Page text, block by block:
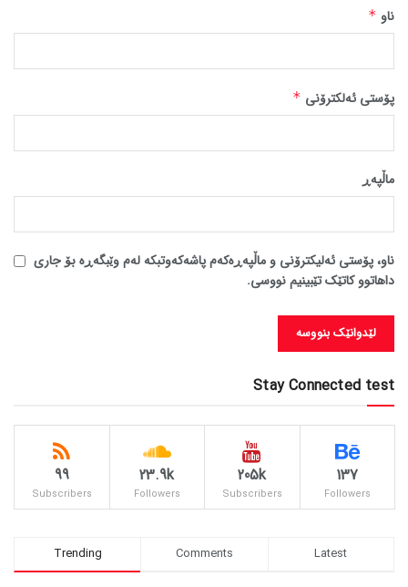
ناو *
پۆستی ئەلکترۆنی *
ماڵپه‌ڕ
ناو، پۆستی ئەلیکترۆنی و ماڵپەڕەکەم پاشەکەوتبکە لەم وێبگەڕە بۆ جاری
داهاتوو کاتێک تێبینیم نووسی.
Stay Connected test
137
Followers
205k
Subscribers
23.9k
Followers
99
Subscribers
Trending Comments Latest